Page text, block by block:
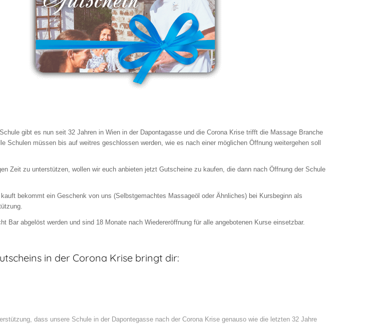
gibt es nun seit 32 Jahren in Wien in der Dapontagasse und die Corona Krise trifft die Massage Branche
Schulen müssen bis auf weitres geschlossen werden, wie es nach einer möglichen Öffnung weitergehen soll
Zeit zu unterstützen, wollen wir euch anbieten jetzt Gutscheine zu kaufen, die dann nach Öffnung der Schule
bekommt ein Geschenk von uns (Selbstgemachtes Massageöl oder Ähnliches) bei Kursbeginn als
Bar abgelöst werden und sind 18 Monate nach Wiedereröffnung für alle angebotenen Kurse einsetzbar.
in der Corona Krise bringt dir:
dass unsere Schule in der Dapontegasse nach der Corona Krise genauso wie die letzten 32 Jahre